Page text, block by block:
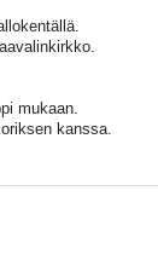
mukaan.
kanssa.